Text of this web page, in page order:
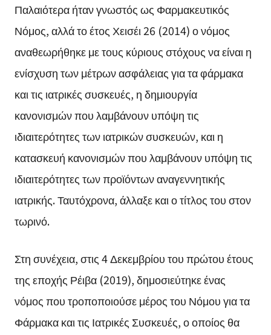
Παλαιότερα ήταν γνωστός ως Φαρμακευτικός
Νόμος, αλλά το έτος Χεισέι 26 (2014) ο νόμος
αναθεωρήθηκε με τους κύριους στόχους να είναι η
ενίσχυση των μέτρων ασφάλειας για τα φάρμακα
και τις ιατρικές συσκευές, η δημιουργία
κανονισμών που λαμβάνουν υπόψη τις
ιδιαιτερότητες των ιατρικών συσκευών, και η
κατασκευή κανονισμών που λαμβάνουν υπόψη τις
ιδιαιτερότητες των προϊόντων αναγεννητικής
ιατρικής. Ταυτόχρονα, άλλαξε και ο τίτλος του στον
τωρινό.
Στη συνέχεια, στις 4 Δεκεμβρίου του πρώτου έτους
της εποχής Ρέιβα (2019), δημοσιεύτηκε ένας
νόμος που τροποποιούσε μέρος του Νόμου για τα
Φάρμακα και τις Ιατρικές Συσκευές, ο οποίος θα